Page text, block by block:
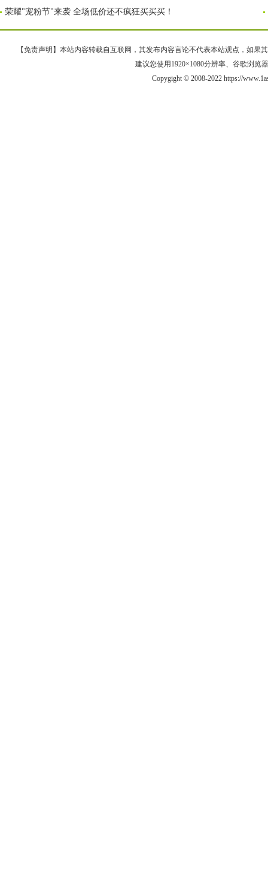
荣耀"宠粉节"来袭 全场低价还不疯狂买买买！
【免责声明】本站内容转载自互联网，其发布内容言论不代表本站观点，如果
建议您使用1920×1080分辨率、谷歌浏览
Copygight © 2008-2022 https://